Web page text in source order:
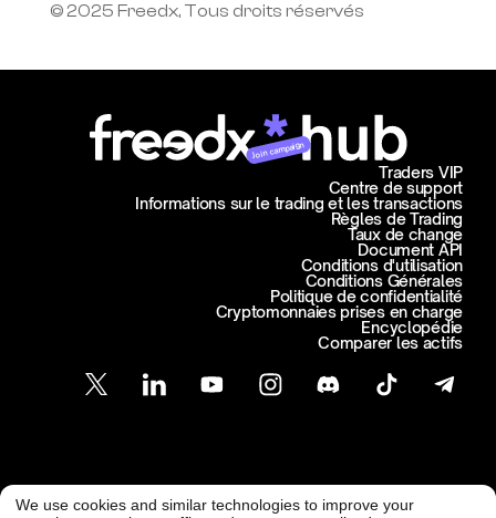
© 2025 Freedx, Tous droits réservés
Join campaign
Centre de support
Informations sur le trading et les transactions
Traders VIP
Règles de Trading
Taux de change
Document API
Conditions d'utilisation
Conditions Générales
Politique de confidentialité
Cryptomonnaies prises en charge
Encyclopédie
Comparer les actifs
Support Client
We use cookies and similar technologies to improve your